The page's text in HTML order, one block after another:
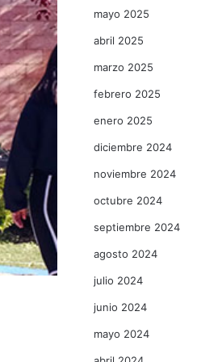
mayo 2025
abril 2025
marzo 2025
febrero 2025
enero 2025
diciembre 2024
noviembre 2024
octubre 2024
septiembre 2024
agosto 2024
julio 2024
junio 2024
mayo 2024